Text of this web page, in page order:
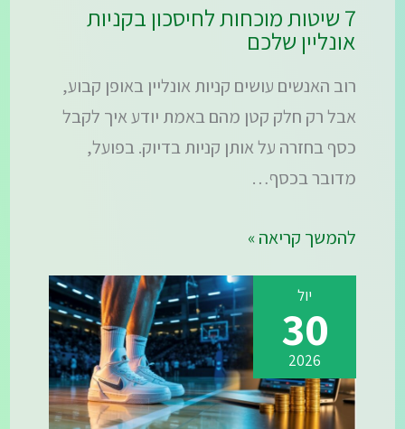
7 שיטות מוכחות לחיסכון בקניות
אונליין שלכם
רוב האנשים עושים קניות אונליין באופן קבוע,
אבל רק חלק קטן מהם באמת יודע איך לקבל
כסף בחזרה על אותן קניות בדיוק. בפועל,
מדובר בכסף…
להמשך קריאה »
יול
30
2026